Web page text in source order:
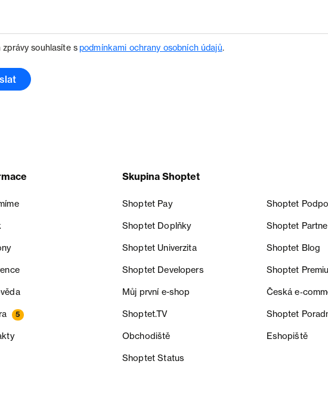
zprávy souhlasíte spodmínkami ochrany osobních údajů.
5
Skupina Shoptet
Shoptet Pay Shoptet
Shoptet Doplňky Shoptet
Shoptet Univerzita Shoptet Blog
Shoptet Developers Shoptet
Můj první e-shop Česká
Shoptet.TV Shoptet
Obchodiště Eshopiště
Shoptet Status